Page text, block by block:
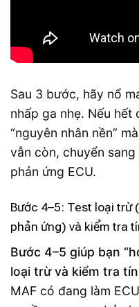
Sau 3 bước, hãy nổ
nhấp ga nhẹ. Nếu
“nguyên nhân nền”
vẫn còn, chuyển
phản ứng ECU.
Bước 4–5: Test loại trừ
phản ứng) và kiểm tra
Bước 4–5 giúp bạn
loại trừ và kiểm tra
MAF có đang làm